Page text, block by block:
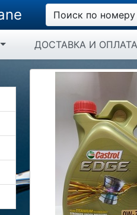
Поиск по номеру
ДОСТАВКА И ОПЛАТА